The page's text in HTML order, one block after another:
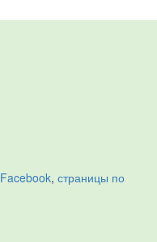
Facebook, страницы по